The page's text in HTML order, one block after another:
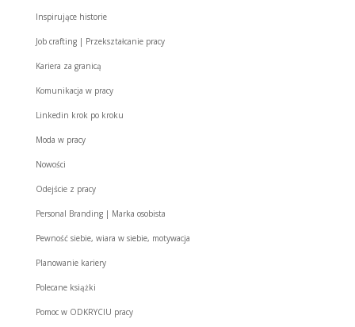
Inspirujące historie
Job crafting | Przekształcanie pracy
Kariera za granicą
Komunikacja w pracy
Linkedin krok po kroku
Moda w pracy
Nowości
Odejście z pracy
Personal Branding | Marka osobista
Pewność siebie, wiara w siebie, motywacja
Planowanie kariery
Polecane książki
Pomoc w ODKRYCIU pracy